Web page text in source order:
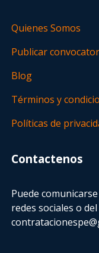
Quienes Somos
Publicar
Blog
Términos y
Políticas de
Contactenos
Puede
redes sociales o